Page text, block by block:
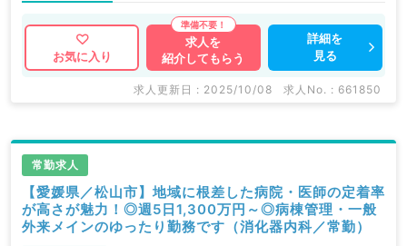
お気に入り
求人を
紹介してもらう
詳細を
見る
求人更新日 : 2025/10/08 求人No. : 661850
常勤求人
【愛媛県／松山市】地域に根差した病院・医師の定着率
が高さが魅力！◎週5日1,300万円～◎病棟管理・一般
外来メインのゆったり勤務です（消化器内科／常勤）